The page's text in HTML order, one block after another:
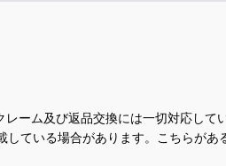
ーム及び返品交換には一切対応して
ている場合があります。こちらが